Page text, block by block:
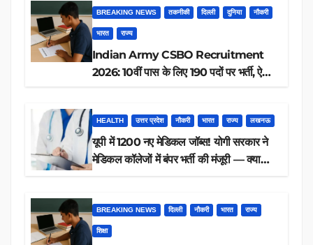
BREAKING NEWS तकनीकी दिल्ली दुनिया नौकरी
भारत राज्य
Indian Army CSBO Recruitment
2026: 10वीं पास के लिए 190 पदों पर भर्ती, ऐसे
HEALTH उत्तर प्रदेश नौकरी भारत राज्य लखनऊ
यूपी में 1200 नए मेडिकल जॉब्स! योगी सरकार ने
मेडिकल कॉलेजों में बंपर भर्ती की मंजूरी — क्या
BREAKING NEWS दिल्ली नौकरी भारत राज्य
शिक्षा